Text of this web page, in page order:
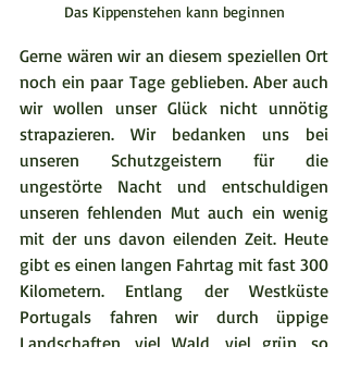
Das Kippenstehen kann beginnen
Gerne wären wir an diesem speziellen Ort
noch ein paar Tage geblieben. Aber auch
wir wollen unser Glück nicht unnötig
strapazieren. Wir bedanken uns bei
unseren Schutzgeistern für die
ungestörte Nacht und entschuldigen
unseren fehlenden Mut auch ein wenig
mit der uns davon eilenden Zeit. Heute
gibt es einen langen Fahrtag mit fast 300
Kilometern. Entlang der Westküste
Portugals fahren wir durch üppige
Landschaften, viel Wald, viel grün, so